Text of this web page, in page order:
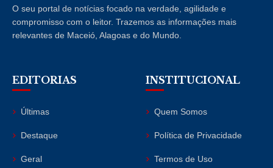
O seu portal de notícias focado na verdade, agilidade e
compromisso com o leitor. Trazemos as informações mais
relevantes de Maceió, Alagoas e do Mundo.
EDITORIAS
Últimas
Destaque
Geral
INSTITUCIONAL
Quem Somos
Política de Privacidade
Termos de Uso